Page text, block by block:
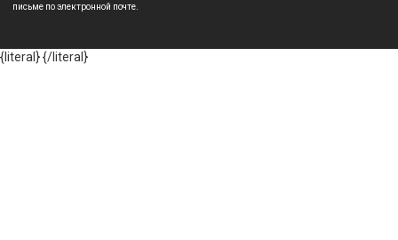
письме по электронной почте.
{literal}{/literal}